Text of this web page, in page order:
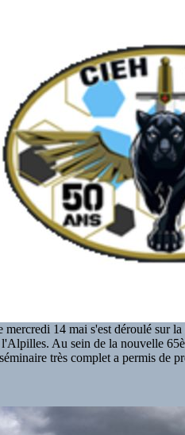
mercredi 14 mai s'est déroulé sur
Au sein de la nouvelle
très complet a permis de